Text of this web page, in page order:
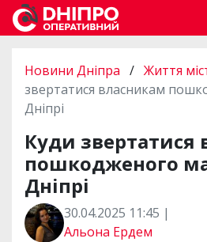
Новини Дніпра / Життя
звертатися власникам
Дніпрі
Куди звертатися
пошкодженого
Дніпрі
30.04.2025 11:45 |
Альона Ердем